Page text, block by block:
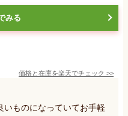
みる
価格と在庫を楽天でチェック >>
いものになっていてお手軽